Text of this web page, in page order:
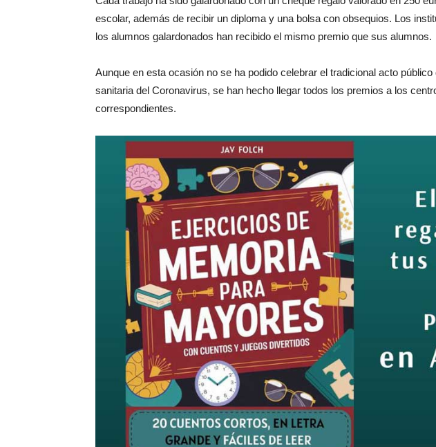
escolar, además de recibir un diploma y una bolsa con obsequios. Los
los alumnos galardonados han recibido el mismo premio que sus alumnos.
Aunque en esta ocasión no se ha podido celebrar el tradicional acto
sanitaria del Coronavirus, se han hecho llegar todos los premios a los
correspondientes.